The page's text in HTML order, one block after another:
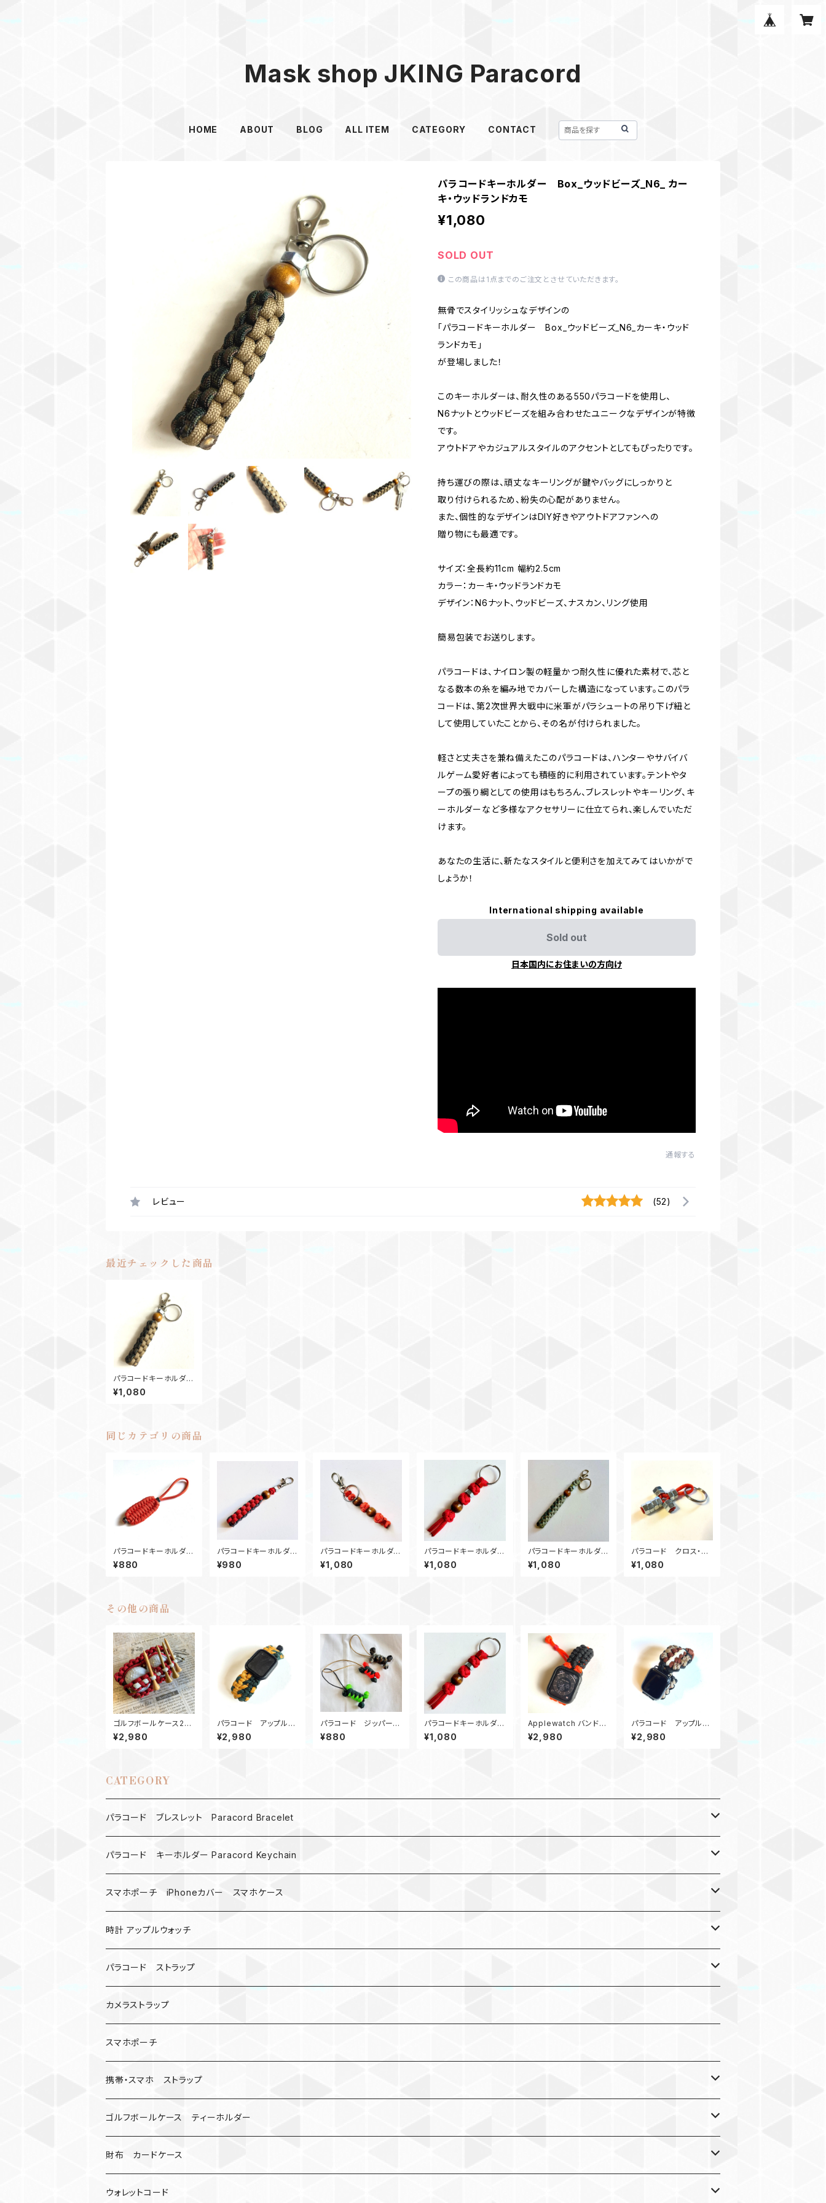
Mask shop JKING Paracord
HOME ABOUT BLOG ALL ITEM CATEGORY CONTACT
パラコードキーホルダー Box_ウッドビーズ_N6_ カー
キ・ウッドランドカモ
¥1,080
SOLD OUT
この商品は1点までのご注文とさせていただきます。
無骨でスタイリッシュなデザインの
「パラコードキーホルダー Box_ウッドビーズ_N6_カーキ・ウッド
ランドカモ」
が登場しました！
このキーホルダーは、耐久性のある550パラコードを使用し、
N6ナットとウッドビーズを組み合わせたユニークなデザインが特徴
です。
アウトドアやカジュアルスタイルのアクセントとしてもぴったりです。
持ち運びの際は、頑丈なキーリングが鍵やバッグにしっかりと
取り付けられるため、紛失の心配がありません。
また、個性的なデザインはDIY好きやアウトドアファンへの
贈り物にも最適です。
サイズ：全長約11cm 幅約2.5cm
カラー：カーキ・ウッドランドカモ
デザイン：N6ナット、ウッドビーズ、ナスカン、リング使用
簡易包装でお送りします。
パラコードは、ナイロン製の軽量かつ耐久性に優れた素材で、芯と
なる数本の糸を編み地でカバーした構造になっています。このパラ
コードは、第2次世界大戦中に米軍がパラシュートの吊り下げ紐と
して使用していたことから、その名が付けられました。
軽さと丈夫さを兼ね備えたこのパラコードは、ハンターやサバイバ
ルゲーム愛好者によっても積極的に利用されています。テントやタ
ープの張り綱としての使用はもちろん、ブレスレットやキーリング、キ
ーホルダーなど多様なアクセサリーに仕立てられ、楽しんでいただ
けます。
あなたの生活に、新たなスタイルと便利さを加えてみてはいかがで
しょうか！
International shipping available
Sold out
日本国内にお住まいの方向け
通報する
レビュー (52)
最近チェックした商品
パラコードキーホルダ
ー Box_ウッドビーズ_
N6_ カーキ・ウッドラン
¥1,080
同じカテゴリの商品
パラコードキーホルダ
ー チャーム トリロバ
イトN2 オレンジ
¥880
パラコードキーホルダ
ー Box_ウッドビーズ_
M6_ 赤ネイビー
¥980
パラコードキーホルダ
ー ダイヤモンド_ウッ
ドビーズ2_Rナット2_オ
¥1,080
パラコードキーホルダ
ー ダイヤモンド_ウッ
ドビーズ_Rナット_赤
¥1,080
パラコードキーホルダ
ー Box_ウッドビーズ_
M6_ デジタルカモ、カモ
¥1,080
パラコード クロス・キ
ーリング M6ナット十
字架 オレンジ
¥1,080
その他の商品
ゴルフボールケース2
ティーホルダー RW
¥2,980
パラコード アップルウ
ォッチ バンド44_Doubl
eWide_カーキ緑 Appl
¥2,980
パラコード ジッパータ
グ 骨骨 カラーラン
ダム3個1セット
¥880
パラコードキーホルダ
ー ダイヤモンド_ウッ
ドビーズ_Rナット_赤
¥1,080
Applewatch バンド
アップルウォッチ バンド
44_TraitorMM_赤黒
¥2,980
パラコード アップルウ
ォッチ バンド44_kahuk
u_BBrWDc
¥2,980
CATEGORY
パラコード ブレスレット Paracord Bracelet
MAD MAX
バックル
バックル無し
シャックル
数珠
パラコード キーホルダー Paracord Keychain
ハロウィン
コンパス
ベルトループ
クボタン
キーケース
人形
忍者
ミイラ
キャンプ道具
ナット
レザーマン
スマホポーチ iPhoneカバー スマホケース
楽天ミニ ケース
iPhone
時計 アップルウォッチ
カナビラウォッチ
腕時計
アップルウォッチ
バックル
マッドマックス
パラコード ストラップ
サバイバルツール
カメラストラップ
スマホポーチ
携帯・スマホ ストラップ
ネックストラップ・ショルダーストラップ
ハンドストラップ
リングストラップ
ゴルフボールケース ティーホルダー
ゴルフマーカー
ゴルフボールケース
財布 カードケース
コインケース
ウォレットコード